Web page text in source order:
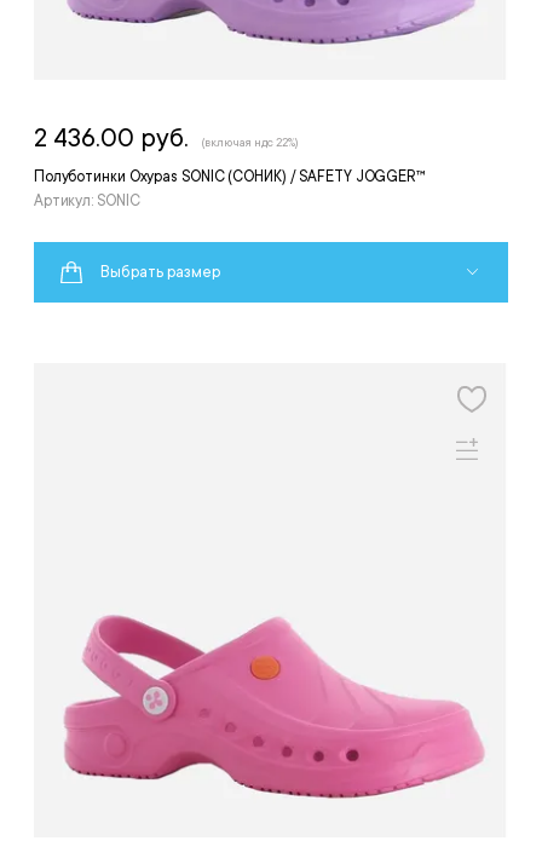
Полуботинки Oxypas SONIC (СОНИК) / SAFETY JOGGER™
Артикул: SONIC
2 436.00 руб. (включая ндс 22%)
Выбрать размер